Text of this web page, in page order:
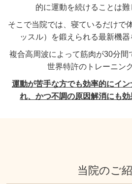
的に運動を続けることは難
そこで当院では、寝ているだけで
ッスル）を鍛えられる最新機器
複合高周波によって筋肉が30分間
世界特許のトレーニン
運動が苦手な方でも効率的にイ
れ、かつ不調の原因解消にも効
当院のご